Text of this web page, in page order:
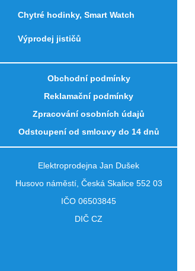
Chytré hodinky, Smart Watch
Výprodej jističů
Obchodní podmínky
Reklamační podmínky
Zpracování osobních údajů
Odstoupení od smlouvy do 14 dnů
Elektroprodejna Jan Dušek
Husovo náměstí, Česká Skalice 552 03
IČO 06503845
DIČ CZ